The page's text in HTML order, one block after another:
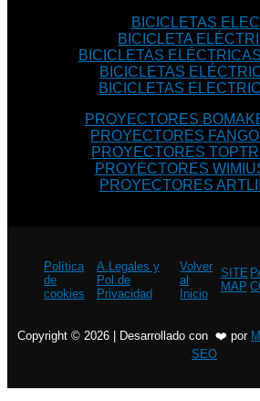
BICICLETAS
BICICLETA
BICICLETAS
BICICLETAS
BICICLETAS
PROYECTORES
PROYECTORES
PROYECTORES
PROYECTORES
PROYECTORES
Política
de
cookies
A.Legales y
Pol.de
Privacidad
Volver
al
Inicio
SITE
MAP
Copyright © 2026 | Desarrollado con ❤️ por
SEO